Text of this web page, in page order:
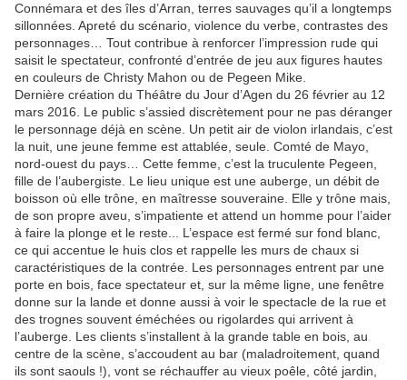
Connémara et des îles d’Arran, terres sauvages qu’il a longtemps
sillonnées. Apreté du scénario, violence du verbe, contrastes des
personnages… Tout contribue à renforcer l’impression rude qui
saisit le spectateur, confronté d’entrée de jeu aux figures hautes
en couleurs de Christy Mahon ou de Pegeen Mike.
Dernière création du Théâtre du Jour d’Agen du 26 février au 12
mars 2016. Le public s’assied discrètement pour ne pas déranger
le personnage déjà en scène. Un petit air de violon irlandais, c’est
la nuit, une jeune femme est attablée, seule. Comté de Mayo,
nord-ouest du pays… Cette femme, c’est la truculente Pegeen,
fille de l’aubergiste. Le lieu unique est une auberge, un débit de
boisson où elle trône, en maîtresse souveraine. Elle y trône mais,
de son propre aveu, s’impatiente et attend un homme pour l’aider
à faire la plonge et le reste... L’espace est fermé sur fond blanc,
ce qui accentue le huis clos et rappelle les murs de chaux si
caractéristiques de la contrée. Les personnages entrent par une
porte en bois, face spectateur et, sur la même ligne, une fenêtre
donne sur la lande et donne aussi à voir le spectacle de la rue et
des trognes souvent éméchées ou rigolardes qui arrivent à
l’auberge. Les clients s’installent à la grande table en bois, au
centre de la scène, s’accoudent au bar (maladroitement, quand
ils sont saouls !), vont se réchauffer au vieux poêle, côté jardin,